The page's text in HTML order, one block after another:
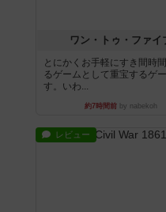
ワン・トゥ・ファイ
とにかくお手軽にすき間時
るゲームとして重宝するゲ
す。いわ...
約7時間前 by nabekoh
レビュー